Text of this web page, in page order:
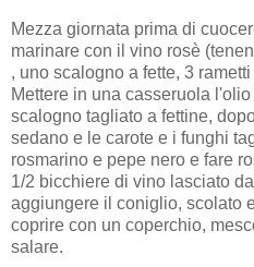
Mezza giornata prima di
marinare con il vino rosè
, uno scalogno a fette, 3
Mettere in una casseruola
scalogno tagliato a fettine,
sedano e le carote e i funghi
rosmarino e pepe nero e fare
1/2 bicchiere di vino lasciato
aggiungere il coniglio, scolato
coprire con un coperchio,
salare.